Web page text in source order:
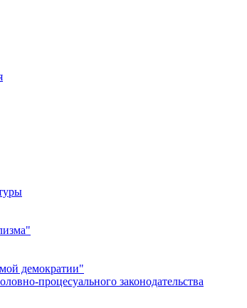
демократии"
процесуального законодательства